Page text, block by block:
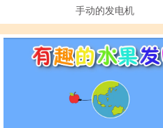
手动的发电机